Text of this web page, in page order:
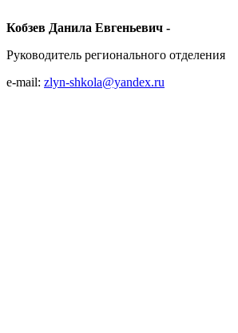
Кобзев Данила Евгеньевич -
Руководитель регионального отделения
e-mail: zlyn-shkola@yandex.ru